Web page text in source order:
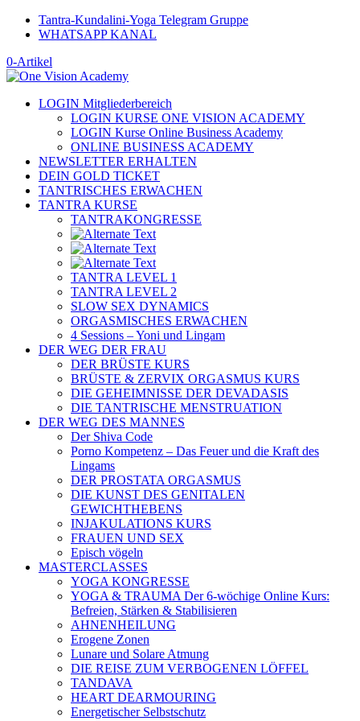
Tantra-Kundalini-Yoga Telegram Gruppe
WHATSAPP KANAL
0-Artikel
LOGIN Mitgliederbereich
LOGIN KURSE ONE VISION ACADEMY
LOGIN Kurse Online Business Academy
ONLINE BUSINESS ACADEMY
NEWSLETTER ERHALTEN
DEIN GOLD TICKET
TANTRISCHES ERWACHEN
TANTRA KURSE
TANTRAKONGRESSE
TANTRA LEVEL 1
TANTRA LEVEL 2
SLOW SEX DYNAMICS
ORGASMISCHES ERWACHEN
4 Sessions – Yoni und Lingam
DER WEG DER FRAU
DER BRÜSTE KURS
BRÜSTE & ZERVIX ORGASMUS KURS
DIE GEHEIMNISSE DER DEVADASIS
DIE TANTRISCHE MENSTRUATION
DER WEG DES MANNES
Der Shiva Code
Porno Kompetenz – Das Feuer und die Kraft des
Lingams
DER PROSTATA ORGASMUS
DIE KUNST DES GENITALEN
GEWICHTHEBENS
INJAKULATIONS KURS
FRAUEN UND SEX
Episch vögeln
MASTERCLASSES
YOGA KONGRESSE
YOGA & TRAUMA Der 6‑wöchige Online Kurs:
Befreien, Stärken & Stabilisieren
AHNENHEILUNG
Erogene Zonen
Lunare und Solare Atmung
DIE REISE ZUM VERBOGENEN LÖFFEL
TANDAVA
HEART DEARMOURING
Energetischer Selbstschutz